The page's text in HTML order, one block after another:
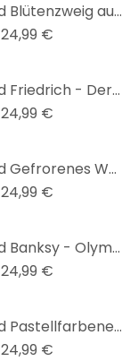
Leinwandbild Blütenzweig auf Vintage-Gold - Paksoylu
24,99 €
Leinwandbild Friedrich - Der Wanderer über dem Nebelmeer
24,99 €
Leinwandbild Gefrorenes Wasser - Fedrau
24,99 €
Leinwandbild Banksy - Olympics
24,99 €
Leinwandbild Pastellfarbene Gräser - Treechild
24,99 €